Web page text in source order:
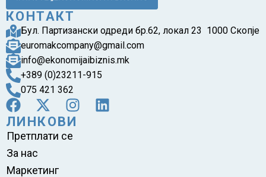
КОНТАКТ
Бул. Партизански одреди бр.62, локал 23 1000 Скопје
euromakcompany@gmail.com
info@ekonomijaibiznis.mk
+389 (0)23211-915
075 421 362
ЛИНКОВИ
Претплати се
За нас
Маркетинг